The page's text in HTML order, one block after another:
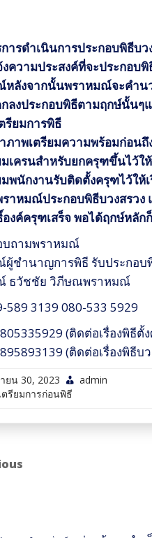
ารดำเนินการประกอบพิธีบ
ความประสงค์ที่จะประกอบ
หลังจากนั้นพราหมณ์จะคำน
กลงประกอบพิธีตามฤกษ์นั้น
รียมการพิธี
ภาพเตรียมความพร้อมก่อน
มเครนสำหรับยกครุฑขึ้นไว้ใ
มพนักงานรับติดตั้งครุฑไว้ให้
ราหมณ์ประกอบพิธีบวงสรวง
งค์ครุฑเสร็จพอได้ฤกษ์หลัก
บถามพราหมณ์
ชำนาญการพิธี รับประกอบ
ธวัชชัย วิภีษณพราหมณ์
589 3139 080-533 5929
(ติดต่อเรื่องพิธีตั้
(ติดต่อเรื่องพิธีบ
ยน 30, 2023
admin
ตรียมการก่อนพิธี